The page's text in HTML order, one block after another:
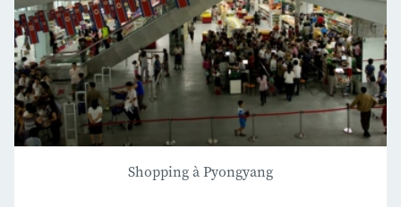
Shopping à Pyongyang